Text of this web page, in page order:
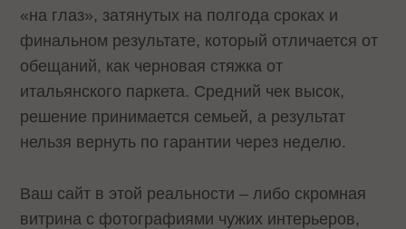
«на глаз», затянутых на полгода сроках и
финальном результате, который отличается от
обещаний, как черновая стяжка от
итальянского паркета. Средний чек высок,
решение принимается семьей, а результат
нельзя вернуть по гарантии через неделю.
Ваш сайт в этой реальности – либо скромная
витрина с фотографиями чужих интерьеров,